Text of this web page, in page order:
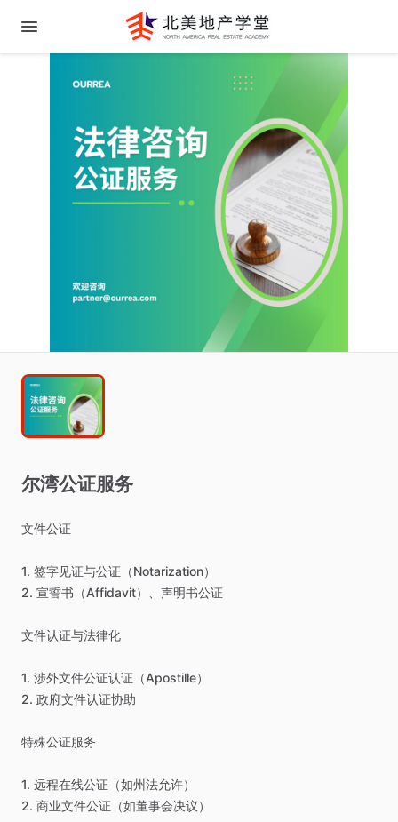
尔湾公证服务
文件公证
1. 签字见证与公证（Notarization）
2. 宣誓书（Affidavit）、声明书公证
文件认证与法律化
1. 涉外文件公证认证（Apostille）
2. 政府文件认证协助
特殊公证服务
1. 远程在线公证（如州法允许）
2. 商业文件公证（如董事会决议）